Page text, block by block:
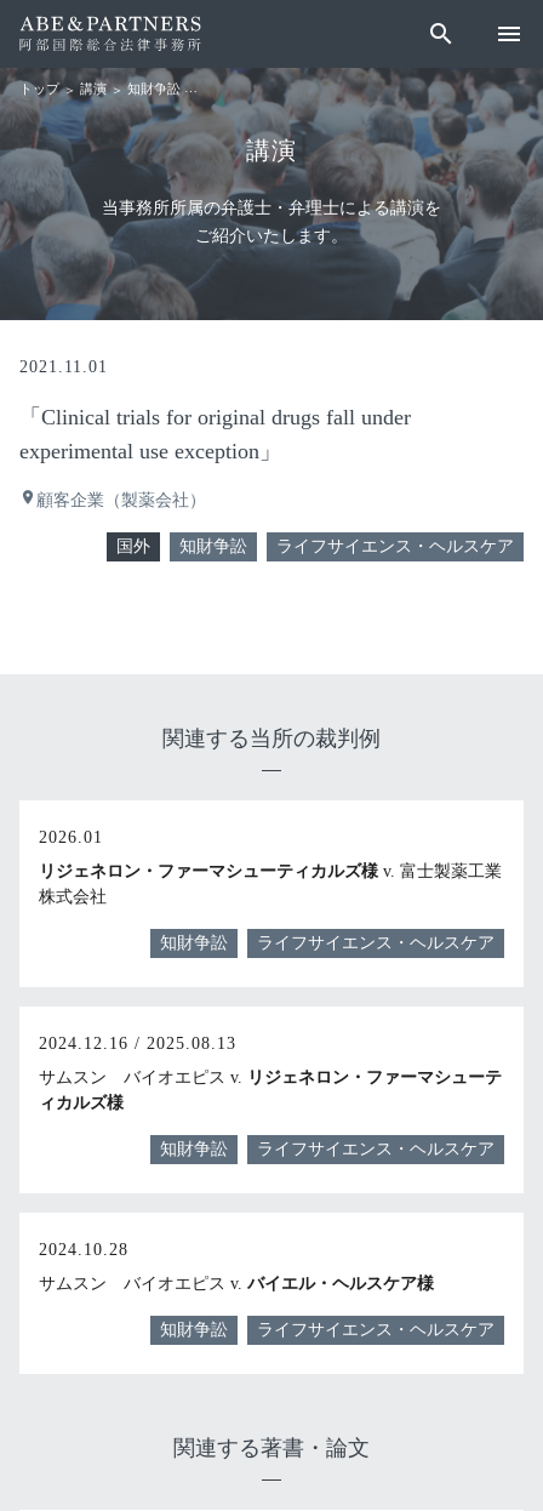
search menu
トップ 講演 知財争訟 「Clinical trials for original drugs fall under experimental
講演
当事務所所属の弁護士・弁理士による講演を
ご紹介いたします。
2021.11.01
「Clinical trials for original drugs fall under
experimental use exception」
place 顧客企業（製薬会社）
国外 知財争訟 ライフサイエンス・ヘルスケア
関連する当所の裁判例
2026.01
リジェネロン・ファーマシューティカルズ様 v. 富士製薬工業
株式会社
知財争訟 ライフサイエンス・ヘルスケア
2024.12.16 / 2025.08.13
サムスン バイオエピス v. リジェネロン・ファーマシューテ
ィカルズ様
知財争訟 ライフサイエンス・ヘルスケア
2024.10.28
サムスン バイオエピス v. バイエル・ヘルスケア様
知財争訟 ライフサイエンス・ヘルスケア
関連する著書・論文